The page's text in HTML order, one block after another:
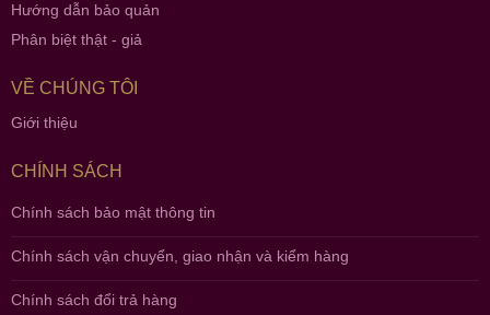
Hướng dẫn bảo quản
Phân biệt thật - giả
VỀ CHÚNG TÔI
Giới thiệu
CHÍNH SÁCH
Chính sách bảo mật thông tin
Chính sách vận chuyển, giao nhận và kiểm hàng
Chính sách đổi trả hàng